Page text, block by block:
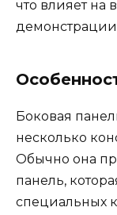
что влияет
Боковая
несколько
Обычно она
панель,
специальных